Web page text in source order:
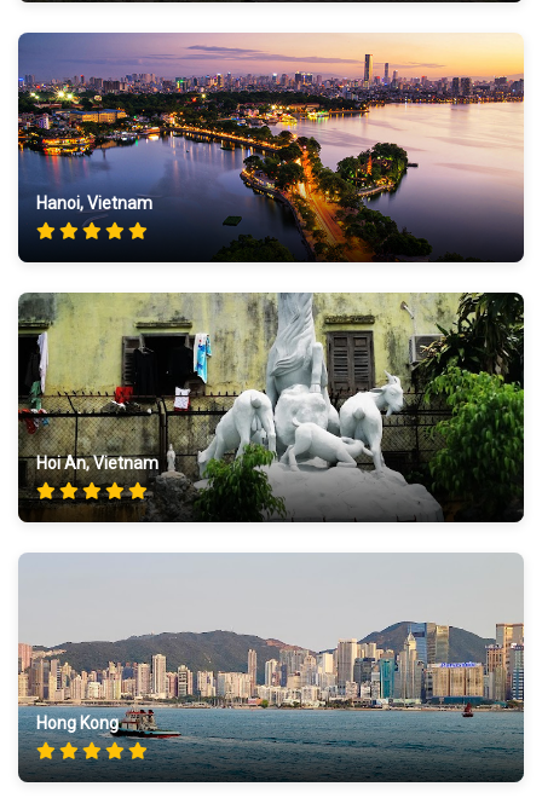
Hanoi, Vietnam
Hoi An, Vietnam
Hong Kong